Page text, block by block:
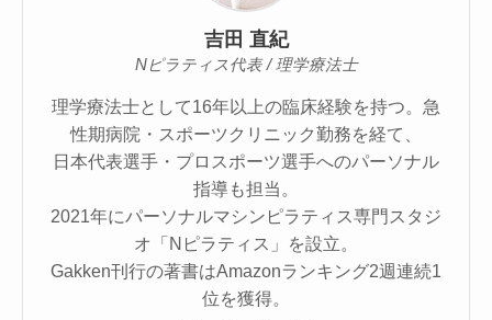
吉田 直紀
Nピラティス代表 / 理学療法士
理学療法士として16年以上の臨床経験を持つ。急
性期病院・スポーツクリニック勤務を経て、
日本代表選手・プロスポーツ選手へのパーソナル
指導も担当。
2021年にパーソナルマシンピラティス専門スタジ
オ「Nピラティス」を設立。
Gakken刊行の著書はAmazonランキング2週連続1
位を獲得。